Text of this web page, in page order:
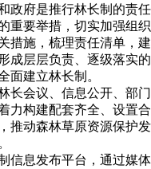
政府是推行林长制的责任
重要举措，切实加强组织
措施，梳理责任清单，建
成层层负责、逐级落实的
面建立林长制。
长会议、信息公开、部门
力构建配套齐全、设置合
推动森林草原资源保护发
信息发布平台，通过媒体